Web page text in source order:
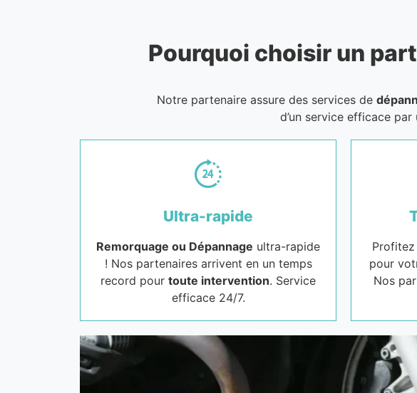
Pourquoi choisir un
Notre partenaire assure des services de
d’un service efficace
Ultra-rapide
Remorquage ou Dépannage ultra-rapide
! Nos partenaires arrivent en un temps
record pour toute intervention. Service
efficace 24/7.
pour
Nos